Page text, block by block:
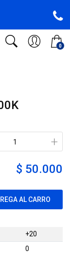
0
+
$ 50.000
AL CARRO
+20
0